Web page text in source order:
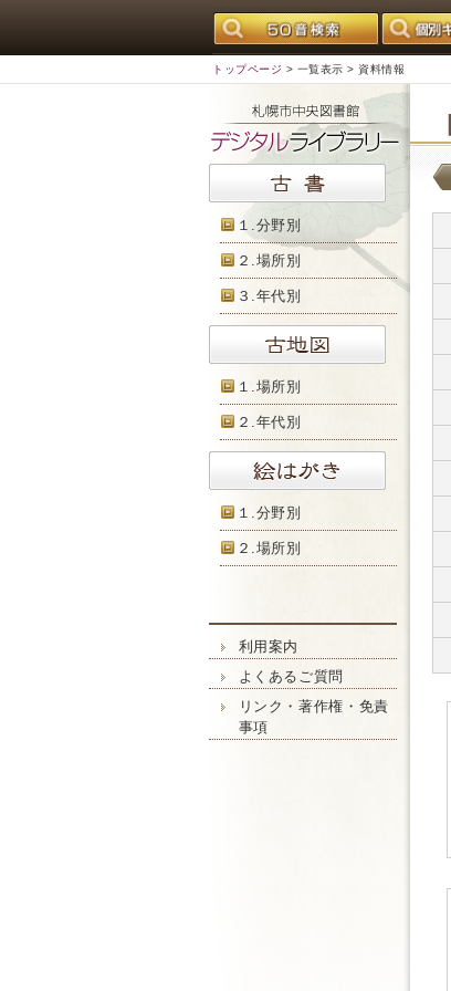
トップページ > 一覧表示 > 資料情報
１.分野別
２.場所別
３.年代別
１.場所別
２.年代別
１.分野別
２.場所別
利用案内
よくあるご質問
リンク・著作権・免責
事項